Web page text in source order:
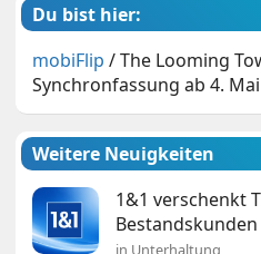
Du bist hier:
mobiFlip /The Looming
Synchronfassung ab 4.
Weitere Neuigkeiten
1&1 verschenkt
Bestandskunden
in Unterhaltung